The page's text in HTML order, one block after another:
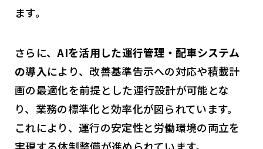
ます。
さらに、AIを活用した運行管理・配車システム
の導入により、改善基準告示への対応や積載計
画の最適化を前提とした運行設計が可能とな
り、業務の標準化と効率化が図られています。
これにより、運行の安定性と労働環境の両立を